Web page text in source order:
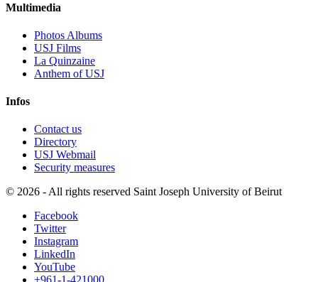
Multimedia
Photos Albums
USJ Films
La Quinzaine
Anthem of USJ
Infos
Contact us
Directory
USJ Webmail
Security measures
© 2026 - All rights reserved Saint Joseph University of Beirut
Facebook
Twitter
Instagram
LinkedIn
YouTube